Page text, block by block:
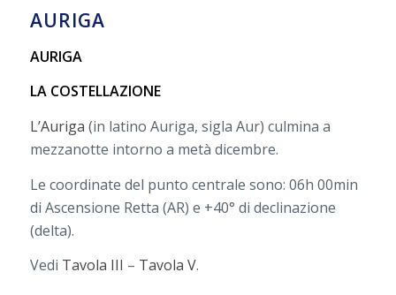
AURIGA
AURIGA
LA COSTELLAZIONE
L’Auriga (in latino Auriga, sigla Aur) culmina a
mezzanotte intorno a metà dicembre.
Le coordinate del punto centrale sono: 06h 00min
di Ascensione Retta (AR) e +40° di declinazione
(delta).
Vedi Tavola III – Tavola V.